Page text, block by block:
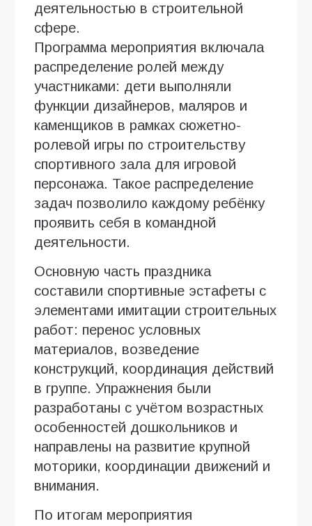
деятельностью в строительной
сфере.
Программа мероприятия включала
распределение ролей между
участниками: дети выполняли
функции дизайнеров, маляров и
каменщиков в рамках сюжетно-
ролевой игры по строительству
спортивного зала для игровой
персонажа. Такое распределение
задач позволило каждому ребёнку
проявить себя в командной
деятельности.
Основную часть праздника
составили спортивные эстафеты с
элементами имитации строительных
работ: перенос условных
материалов, возведение
конструкций, координация действий
в группе. Упражнения были
разработаны с учётом возрастных
особенностей дошкольников и
направлены на развитие крупной
моторики, координации движений и
внимания.
По итогам мероприятия